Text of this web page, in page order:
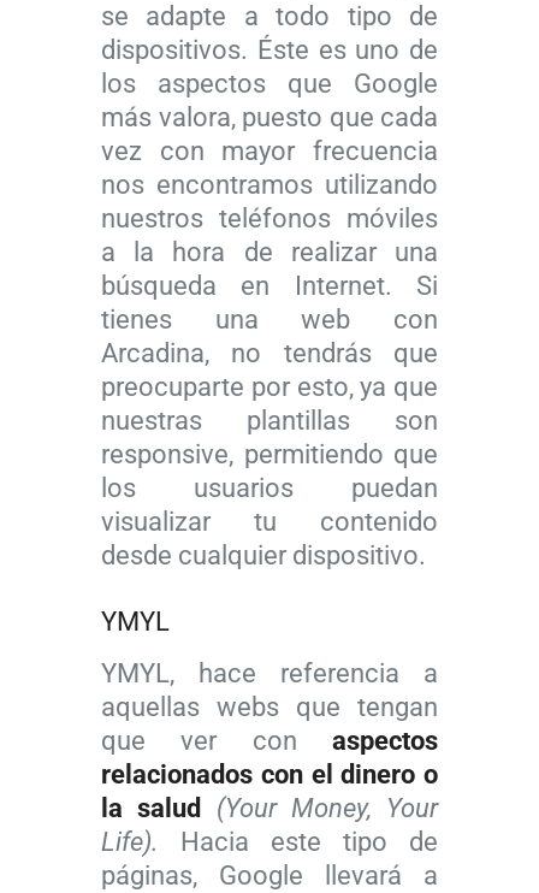
se adapte a todo tipo de
dispositivos. Éste es uno de
los aspectos que Google
más valora, puesto que cada
vez con mayor frecuencia
nos encontramos utilizando
nuestros teléfonos móviles
a la hora de realizar una
búsqueda en Internet. Si
tienes una web con
Arcadina, no tendrás que
preocuparte por esto, ya que
nuestras plantillas son
responsive, permitiendo que
los usuarios puedan
visualizar tu contenido
desde cualquier dispositivo.
YMYL
YMYL, hace referencia a
aquellas webs que tengan
que ver con aspectos
relacionados con el dinero o
la salud
(Your Money, Your
Life).
Hacia este tipo de
páginas, Google llevará a